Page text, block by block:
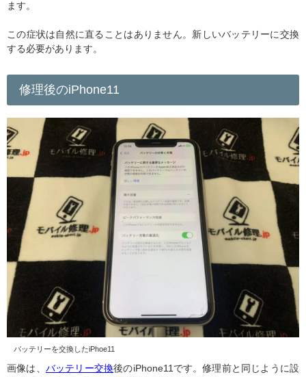
ます。
この症状は自然に直ることはありません。新しいバッテリーに交換
する必要があります。
修理後のiPhone11
バッテリーを交換したiPhoe11
画像は、 バッテリー交換後のiPhone11です。修理前と同じように設